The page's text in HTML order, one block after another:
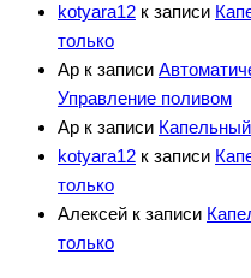
kotyara12 к записи
только
Ар к записи
Управление поливом
Ар к записи
kotyara12 к записи
только
Алексей к записи
только